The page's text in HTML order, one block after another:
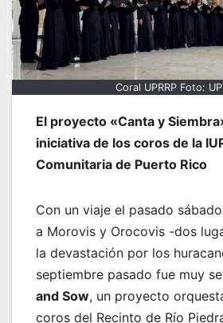
Coral UPRRP Foto:
El proyecto «Canta y
iniciativa de los coros de la
Comunitaria de Puerto Rico
Con un viaje el pasado
a Morovis y Orocovis -dos
la devastación por los
septiembre pasado fue muy
and Sow, un proyecto
coros del Recinto de Río